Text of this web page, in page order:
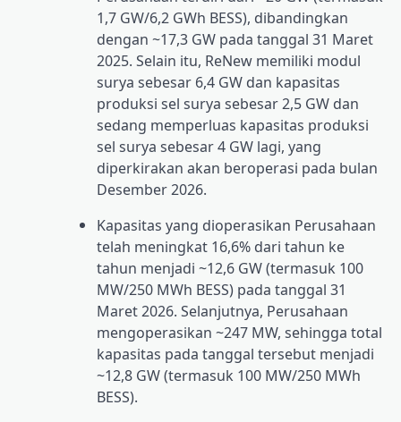
1,7 GW/6,2 GWh BESS), dibandingkan
dengan ~17,3 GW pada tanggal 31 Maret
2025. Selain itu, ReNew memiliki modul
surya sebesar 6,4 GW dan kapasitas
produksi sel surya sebesar 2,5 GW dan
sedang memperluas kapasitas produksi
sel surya sebesar 4 GW lagi, yang
diperkirakan akan beroperasi pada bulan
Desember 2026.
Kapasitas yang dioperasikan Perusahaan
telah meningkat 16,6% dari tahun ke
tahun menjadi ~12,6 GW (termasuk 100
MW/250 MWh BESS) pada tanggal 31
Maret 2026. Selanjutnya, Perusahaan
mengoperasikan ~247 MW, sehingga total
kapasitas pada tanggal tersebut menjadi
~12,8 GW (termasuk 100 MW/250 MWh
BESS).